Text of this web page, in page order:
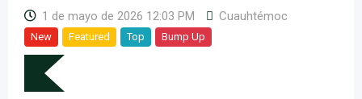
1 de mayo de 2026 12:03 PM Cuauhtémoc
New Featured Top Bump Up